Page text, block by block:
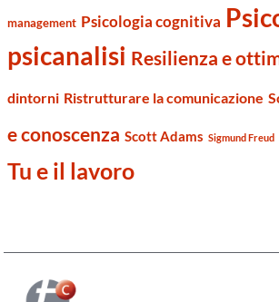
management Psicologia cognitiva
psicanalisi Resilienza e
dintorni Ristrutturare la comunicazione
e conoscenza Scott Adams Sigmund Freud
Tu e il lavoro